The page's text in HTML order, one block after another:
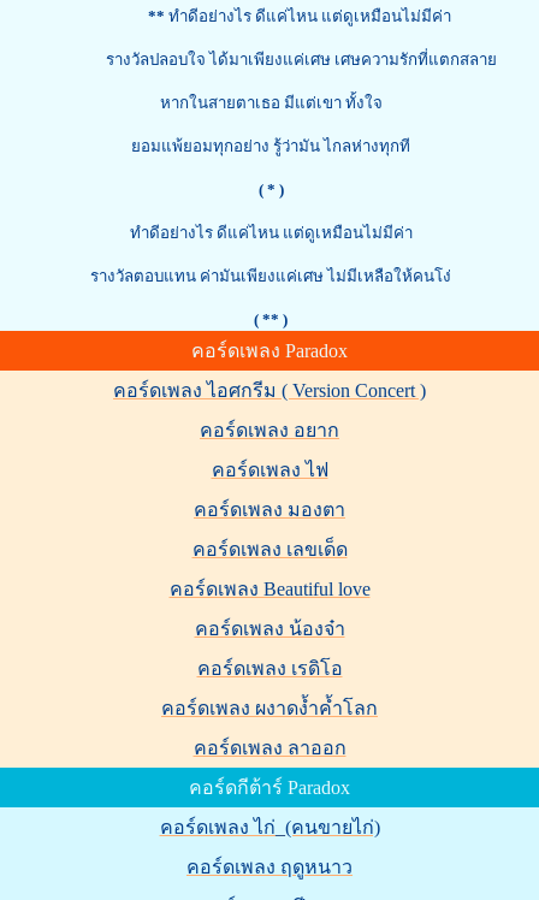
** ทำดีอย่างไร ดีแค่ไหน แต่ดูเหมือนไม่มีค่า
รางวัลปลอบใจ ได้มาเพียงแค่เศษ เศษความรักที่แตกสลาย
หากในสายตาเธอ มีแต่เขา ทั้งใจ
ยอมแพ้ยอมทุกอย่าง รู้ว่ามัน ไกลห่างทุกที
( * )
ทำดีอย่างไร ดีแค่ไหน แต่ดูเหมือนไม่มีค่า
รางวัลตอบแทน ค่ามันเพียงแค่เศษ ไม่มีเหลือให้คนโง่
( ** )
คอร์ดเพลง Paradox
คอร์ดเพลง ไอศกรีม ( Version Concert )
คอร์ดเพลง อยาก
คอร์ดเพลง ไฟ
คอร์ดเพลง มองตา
คอร์ดเพลง เลขเด็ด
คอร์ดเพลง Beautiful love
คอร์ดเพลง น้องจ๋า
คอร์ดเพลง เรดิโอ
คอร์ดเพลง ผงาดงํ้าคํ้าโลก
คอร์ดเพลง ลาออก
คอร์ดกีต้าร์ Paradox
คอร์ดเพลง ไก่_(คนขายไก่)
คอร์ดเพลง ฤดูหนาว